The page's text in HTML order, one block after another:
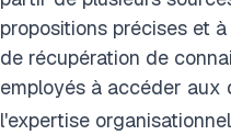
propositions précises et
de récupération de
employés à accéder aux
l'expertise